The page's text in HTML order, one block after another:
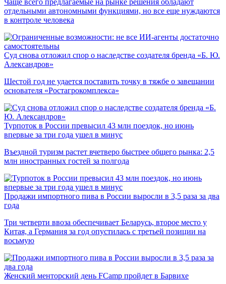
Чаще всего предлагаемые на рынке решения обладают
отдельными автономными функциями, но все еще нуждаются
в контроле человека
Суд снова отложил спор о наследстве создателя бренда «Б. Ю.
Александров»
Шестой год не удается поставить точку в тяжбе о завещании
основателя «Ростагрокомплекса»
Турпоток в России превысил 43 млн поездок, но июнь
впервые за три года ушел в минус
Въездной туризм растет вчетверо быстрее общего рынка: 2,5
млн иностранных гостей за полгода
Продажи импортного пива в России выросли в 3,5 раза за два
года
Три четверти ввоза обеспечивает Беларусь, второе место у
Китая, а Германия за год опустилась с третьей позиции на
восьмую
Женский менторский день FCamp пройдет в Барвихе